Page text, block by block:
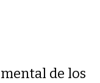
de los